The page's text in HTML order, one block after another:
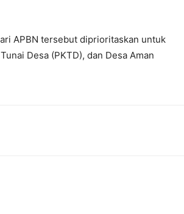
APBN tersebut diprioritaskan untuk
Desa (PKTD), dan Desa Aman